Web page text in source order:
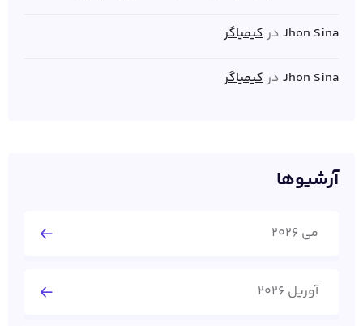
Jhon Sina در کیمیاگر
Jhon Sina در کیمیاگر
آرشیوها
می 2026
آوریل 2026